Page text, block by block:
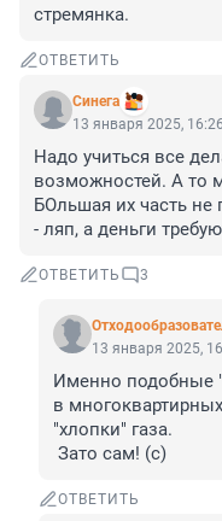
стремянка.
ОТВЕТИТЬ
Синега
13 января 2025, 16:26
Надо учиться все
возможностей. А то
БОльшая их часть
- ляп, а деньги
ОТВЕТИТЬ 3
13 января 2025,
Именно подобные
в
"хлопки" газа.
Зато сам! (с)
ОТВЕТИТЬ